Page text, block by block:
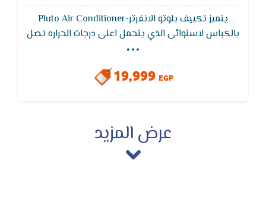
يتميز تكييف بلوتو الانفرتر-Pluto Air Conditioner
بالكباس لاستوائى الذي يتحمل اعلى درجات الحراره تصل
الى 52 درجة حراره مئوية و ايضا يتميز بتكنولوجيا الانفرتر
عن طريق استخدام أوضاع التشغيل العالية والمنخفضة
...
19,999 EGP
عرض المزيد